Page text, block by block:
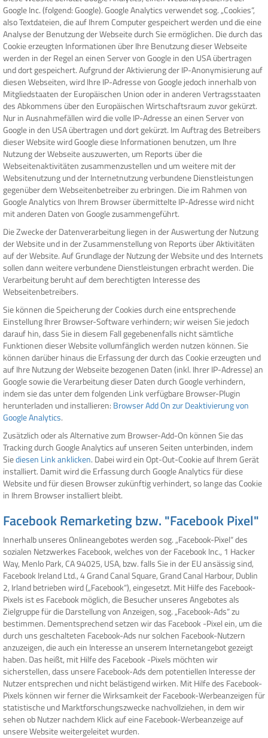
Google Inc. (folgend: Google). Google Analytics verwendet sog. „Cookies“,
also Textdateien, die auf Ihrem Computer gespeichert werden und die eine
Analyse der Benutzung der Webseite durch Sie ermöglichen. Die durch das
Cookie erzeugten Informationen über Ihre Benutzung dieser Webseite
werden in der Regel an einen Server von Google in den USA übertragen
und dort gespeichert. Aufgrund der Aktivierung der IP-Anonymisierung auf
diesen Webseiten, wird Ihre IP-Adresse von Google jedoch innerhalb von
Mitgliedstaaten der Europäischen Union oder in anderen Vertragsstaaten
des Abkommens über den Europäischen Wirtschaftsraum zuvor gekürzt.
Nur in Ausnahmefällen wird die volle IP-Adresse an einen Server von
Google in den USA übertragen und dort gekürzt. Im Auftrag des Betreibers
dieser Website wird Google diese Informationen benutzen, um Ihre
Nutzung der Webseite auszuwerten, um Reports über die
Webseitenaktivitäten zusammenzustellen und um weitere mit der
Websitenutzung und der Internetnutzung verbundene Dienstleistungen
gegenüber dem Webseitenbetreiber zu erbringen. Die im Rahmen von
Google Analytics von Ihrem Browser übermittelte IP-Adresse wird nicht
mit anderen Daten von Google zusammengeführt.
Die Zwecke der Datenverarbeitung liegen in der Auswertung der Nutzung
der Website und in der Zusammenstellung von Reports über Aktivitäten
auf der Website. Auf Grundlage der Nutzung der Website und des Internets
sollen dann weitere verbundene Dienstleistungen erbracht werden. Die
Verarbeitung beruht auf dem berechtigten Interesse des
Webseitenbetreibers.
Sie können die Speicherung der Cookies durch eine entsprechende
Einstellung Ihrer Browser-Software verhindern; wir weisen Sie jedoch
darauf hin, dass Sie in diesem Fall gegebenenfalls nicht sämtliche
Funktionen dieser Website vollumfänglich werden nutzen können. Sie
können darüber hinaus die Erfassung der durch das Cookie erzeugten und
auf Ihre Nutzung der Webseite bezogenen Daten (inkl. Ihrer IP-Adresse) an
Google sowie die Verarbeitung dieser Daten durch Google verhindern,
indem sie das unter dem folgenden Link verfügbare Browser-Plugin
herunterladen und installieren: Browser Add On zur Deaktivierung von
Google Analytics.
Zusätzlich oder als Alternative zum Browser-Add-On können Sie das
Tracking durch Google Analytics auf unseren Seiten unterbinden, indem
Siediesen Link anklicken. Dabei wird ein Opt-Out-Cookie auf Ihrem Gerät
installiert. Damit wird die Erfassung durch Google Analytics für diese
Website und für diesen Browser zukünftig verhindert, so lange das Cookie
in Ihrem Browser installiert bleibt.
Facebook Remarketing bzw. "Facebook Pixel"
Innerhalb unseres Onlineangebotes werden sog. „Facebook-Pixel“ des
sozialen Netzwerkes Facebook, welches von der Facebook Inc., 1 Hacker
Way, Menlo Park, CA 94025, USA, bzw. falls Sie in der EU ansässig sind,
Facebook Ireland Ltd., 4 Grand Canal Square, Grand Canal Harbour, Dublin
2, Irland betrieben wird („Facebook“), eingesetzt. Mit Hilfe des Facebook-
Pixels ist es Facebook möglich, die Besucher unseres Angebotes als
Zielgruppe für die Darstellung von Anzeigen, sog. „Facebook-Ads“ zu
bestimmen. Dementsprechend setzen wir das Facebook -Pixel ein, um die
durch uns geschalteten Facebook-Ads nur solchen Facebook-Nutzern
anzuzeigen, die auch ein Interesse an unserem Internetangebot gezeigt
haben. Das heißt, mit Hilfe des Facebook -Pixels möchten wir
sicherstellen, dass unsere Facebook-Ads dem potentiellen Interesse der
Nutzer entsprechen und nicht belästigend wirken. Mit Hilfe des Facebook-
Pixels können wir ferner die Wirksamkeit der Facebook-Werbeanzeigen für
statistische und Marktforschungszwecke nachvollziehen, in dem wir
sehen ob Nutzer nachdem Klick auf eine Facebook-Werbeanzeige auf
unsere Website weitergeleitet wurden.